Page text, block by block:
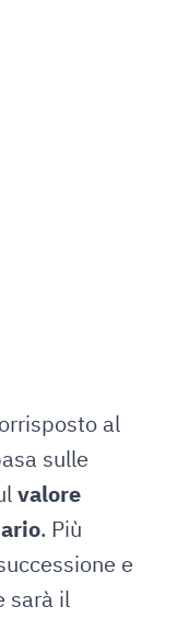
al
sulle
valore
. Più
e
sarà il